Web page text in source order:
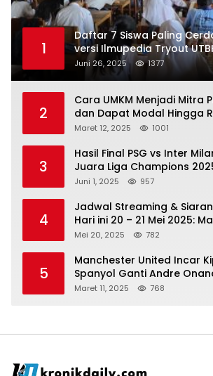
1
Daftar 7 Siswa Paling
versi Ilmupedia Tryout
Juni 26, 2025 1377
2
Cara UMKM Menjadi Mitra
dan Dapat Modal Hingga
Maret 12, 2025 1001
3
Hasil Final PSG vs Inter
Juara Liga Champions
Nerazzurri
Juni 1, 2025 957
4
Jadwal Streaming &
Hari ini 20 – 21 Mei 2025:
vs Bournemouth
Mei 20, 2025 782
5
Manchester United Incar
Spanyol Ganti Andre
Maret 11, 2025 768